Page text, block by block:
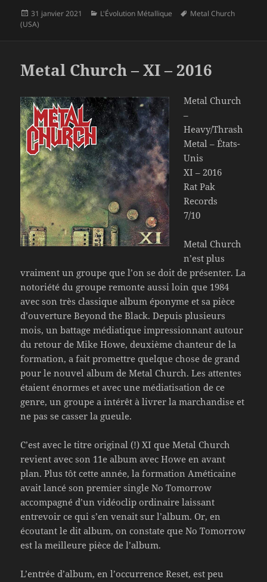
Publié
le
31 janvier 2021 Catégories
L'Évolution Métallique
Mots-
Metal Church
(USA)
Metal Church – XI – 2016
Metal Church
–
Heavy/Thrash
Metal – États-
Unis
XI – 2016
Rat Pak
Records
7/10
Metal Church
n’est plus
vraiment un groupe que l’on se doit de présenter. La
notoriété du groupe remonte aussi loin que 1984
avec son très classique album éponyme et sa pièce
d’ouverture Beyond the Black. Depuis plusieurs
mois, un battage médiatique impressionnant autour
du retour de Mike Howe, deuxième chanteur de la
formation, a fait promettre quelque chose de grand
pour le nouvel album de Metal Church. Les attentes
étaient énormes et avec une médiatisation de ce
genre, un groupe a intérêt à livrer la marchandise et
ne pas se casser la gueule.
C’est avec le titre original (!) XI que Metal Church
revient avec son 11e album avec Howe en avant
plan. Plus tôt cette année, la formation Améticaine
avait lancé son premier single No Tomorrow
accompagné d’un vidéoclip ordinaire laissant
entrevoir ce qui s’en venait sur l’album. Or, en
écoutant le dit album, on constate que No Tomorrow
est la meilleure pièce de l’album.
L’entrée d’album, en l’occurrence Reset, est peu